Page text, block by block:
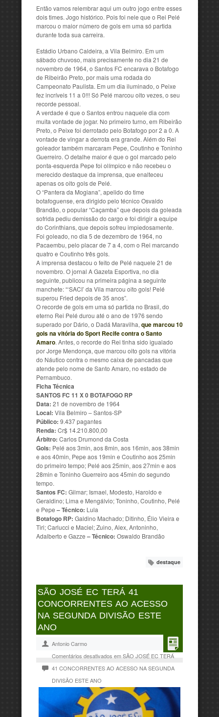
Então vamos relembrar aqui um outro jogo entre esses
dois times. Jogo histórico. Pois foi nele que o Rei Pelé
marcou o maior número de gols em uma só partida
durante toda sua carreira.
Estádio Urbano Caldeira, a Vila Belmiro. Em um
sábado chuvoso, mais precisamente no dia 21 de
novembro de 1964, o Santos FC encarava o Botafogo
de Ribeirão Preto, por mais uma rodada do
Campeonato Paulista. Em um dia iluminado, o Peixe
fez incríveis 11 a 0!!! Só Pelé marcou oito vezes, o seu
recorde pessoal.
A verdade é que o Santos entrou naquele dia com
muita vontade de jogar. No primeiro turno, em Ribeirão
Preto, o Peixe foi derrotado pelo Botafogo por 2 a 0. A
vontade de vingar a derrota era grande. Além do Rei
goleador também marcaram Pepe, Coutinho e Toninho
Guerreiro. O detalhe maior é que o gol marcado pelo
ponta-esquerda Pepe foi olímpico e não recebeu o
merecido destaque da imprensa, que enalteceu
apenas os oito gols de Pelé.
O “Pantera da Mogiana”, apelido do time
botafoguense, era dirigido pelo técnico Osvaldo
Brandão, o popular “Caçamba” que depois da goleada
sofrida pediu demissão do cargo e foi dirigir a equipe
do Corinthians, que depois sofreu impiedosamente.
Foi goleado, no dia 5 de dezembro de 1964, no
Pacaembu, pelo placar de 7 a 4, com o Rei marcando
quatro e Coutinho três gols.
A imprensa destacou o feito de Pelé naquele 21 de
novembro. O jornal A Gazeta Esportiva, no dia
seguinte, publicou na primeira página a seguinte
manchete: “‘SACI’ da Vila marcou oito gols! Pelé
superou Fried depois de 35 anos”.
O recorde de gols em uma só partida no Brasil, do
eterno Rei Pelé durou até o ano de 1976 sendo
superado por Dário, o Dadá Maravilha, que marcou 10
gols na vitória do Sport Recife contra oSanto
Amaro. Antes, o recorde do Rei tinha sido igualado
por Jorge Mendonça, que marcou oito gols na vitória
do Náutico contra o mesmo caixa de pancadas que
atende pelo nome de Santo Amaro, no estado de
Pernambuco.
Ficha Técnica
SANTOS FC 11 X 0 BOTAFOGO RP
Data: 21 de novembro de 1964
Local: Vila Belmiro – Santos-SP
Público: 9.437 pagantes
Renda: Cr$ 14.210.800,00
Árbitro: Carlos Drumond da Costa
Gols: Pelé aos 3min, aos 8min, aos 16min, aos 38min
e aos 40min, Pepe aos 19min e Coutinho aos 25min
do primeiro tempo; Pelé aos 25min, aos 27min e aos
28min e Toninho Guerreiro aos 45min do segundo
tempo.
Santos FC: Gilmar; Ismael, Modesto, Haroldo e
Geraldino; Lima e Mengálvio; Toninho, Coutinho, Pelé
e Pepe – Técnico: Lula
Botafogo RP: Galdino Machado; Ditinho, Élio Vieira e
Tiri; Carlucci e Maciel; Zuino, Alex, Antoninho,
Adalberto e Gazze – Técnico: Oswaldo Brandão
destaque
SÃO JOSÉ EC TERÁ 41
CONCORRENTES AO ACESSO
NA SEGUNDA DIVISÃO ESTE
ANO
Antonio Carmo
Comentários desativados em SÃO JOSÉ EC TERÁ
41 CONCORRENTES AO ACESSO NA SEGUNDA
DIVISÃO ESTE ANO